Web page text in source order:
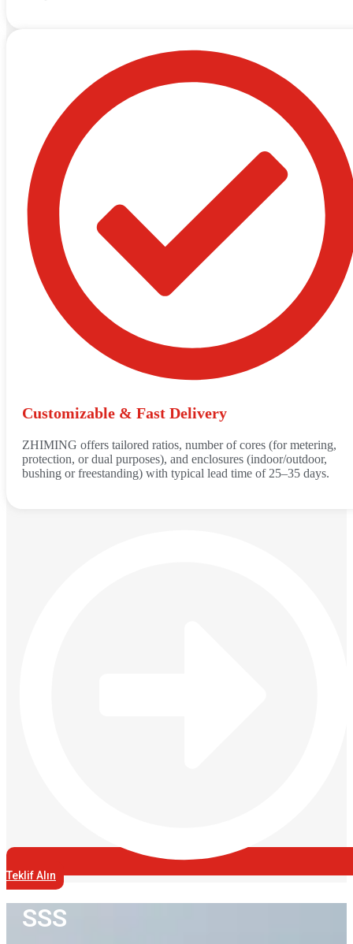
Customizable & Fast Delivery
ZHIMING offers tailored ratios, number of cores (for metering,
protection, or dual purposes), and enclosures (indoor/outdoor,
bushing or freestanding) with typical lead time of 25–35 days.
Teklif Alın
SSS